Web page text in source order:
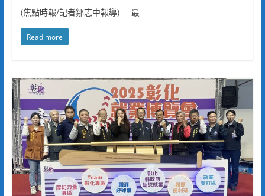
(焦點時報/記者鄒志中報導) 最
Read more